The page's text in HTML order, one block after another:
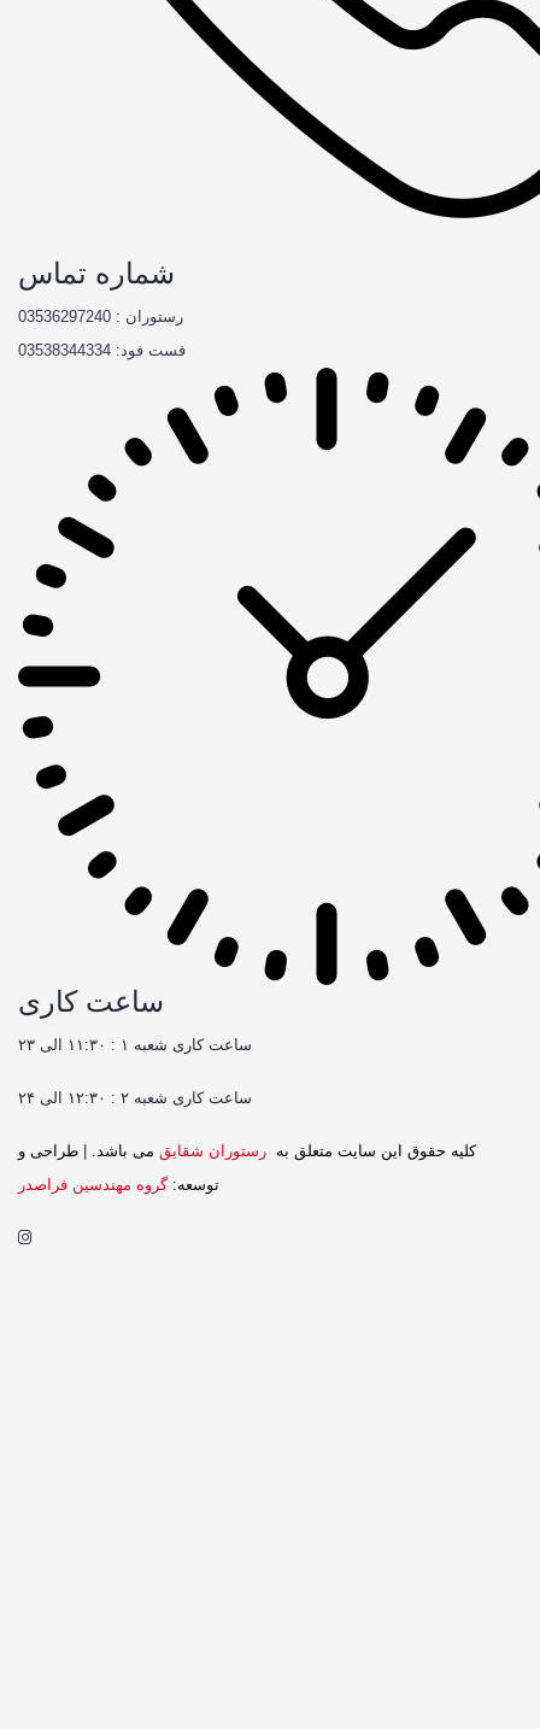
شماره تماس
رستوران : 03536297240
فست فود: 03538344334
ساعت کاری
ساعت کاری شعبه ۱ : ۱۱:۳۰ الی ۲۳
ساعت کاری شعبه ۲ : ۱۲:۳۰ الی ۲۴
کليه حقوق اين سايت متعلق به رستوران شقایق می باشد.
طراحی و
توسعه: گروه مهندسین فراصدر